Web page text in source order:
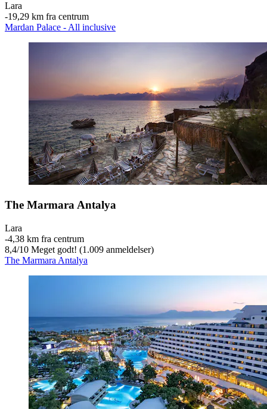
Lara
‐19,29 km fra centrum
Mardan Palace - All inclusive
The Marmara Antalya
Lara
‐4,38 km fra centrum
8,4/10 Meget godt! (1.009 anmeldelser)
The Marmara Antalya